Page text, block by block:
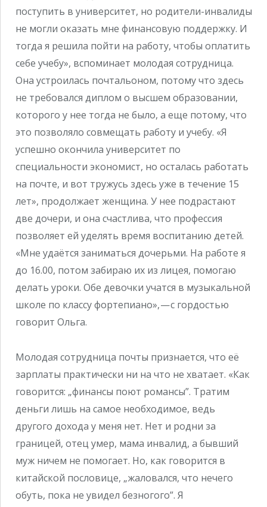
поступить в университет, но родители-инвалиды
не могли оказать мне финансовую поддержку. И
тогда я решила пойти на работу, чтобы оплатить
себе учебу», вспоминает молодая сотрудница.
Она устроилась почтальоном, потому что здесь
не требовался диплом о высшем образовании,
которого у нее тогда не было, а еще потому, что
это позволяло совмещать работу и учебу. «Я
успешно окончила университет по
специальности экономист, но осталась работать
на почте, и вот тружусь здесь уже в течение 15
лет», продолжает женщина. У нее подрастают
две дочери, и она счастлива, что профессия
позволяет ей уделять время воспитанию детей.
«Мне удаётся заниматься дочерьми. На работе я
до 16.00, потом забираю их из лицея, помогаю
делать уроки. Обе девочки учатся в музыкальной
школе по классу фортепиано», — с гордостью
говорит Ольга.
Молодая сотрудница почты признается, что её
зарплаты практически ни на что не хватает. «Как
говорится: „финансы поют романсы”. Тратим
деньги лишь на самое необходимое, ведь
другого дохода у меня нет. Нет и родни за
границей, отец умер, мама инвалид, а бывший
муж ничем не помогает. Но, как говорится в
китайской пословице, „жаловался, что нечего
обуть, пока не увидел безногого”. Я